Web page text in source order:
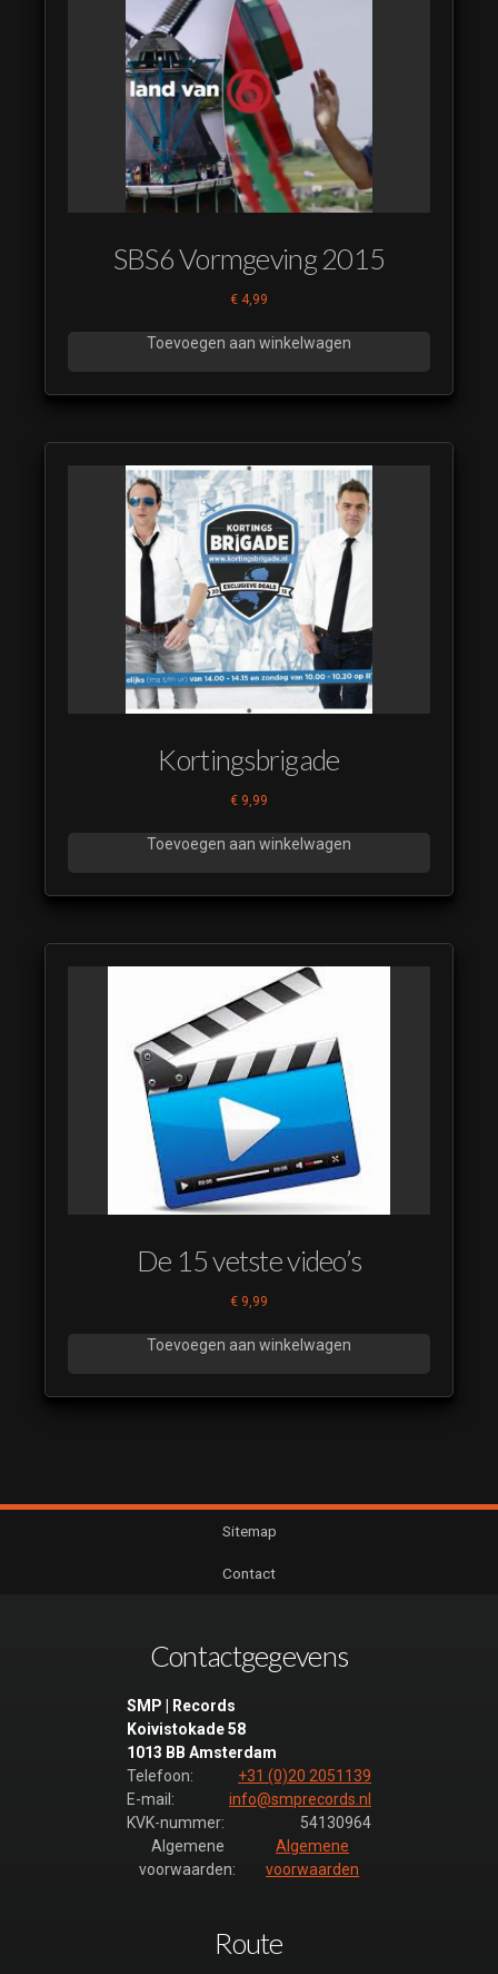
SBS6 Vormgeving 2015
€ 4,99
Toevoegen aan winkelwagen
Kortingsbrigade
€ 9,99
Toevoegen aan winkelwagen
De 15 vetste video’s
€ 9,99
Toevoegen aan winkelwagen
Sitemap
Contact
Contactgegevens
SMP | Records
Koivistokade 58
1013 BB Amsterdam
Telefoon:
+31 (0)20 2051139
E-mail:
info@smprecords.nl
KVK-nummer:
54130964
Algemene
voorwaarden:
Algemene
voorwaarden
Route